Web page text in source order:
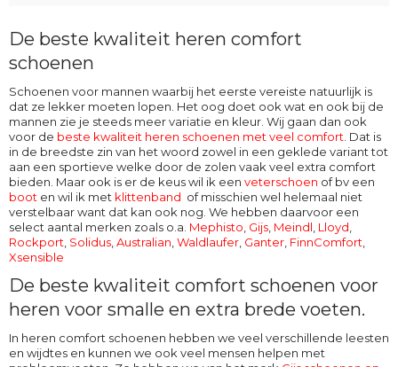
De beste kwaliteit heren comfort
schoenen
Schoenen voor mannen waarbij het eerste vereiste natuurlijk is
dat ze lekker moeten lopen. Het oog doet ook wat en ook bij de
mannen zie je steeds meer variatie en kleur. Wij gaan dan ook
voor de beste kwaliteit heren schoenen met veel comfort . Dat is
in de breedste zin van het woord zowel in een geklede variant tot
aan een sportieve welke door de zolen vaak veel extra comfort
bieden. Maar ook is er de keus wil ik een veterschoen of bv een
boot en wil ik met klittenband of misschien wel helemaal niet
verstelbaar want dat kan ook nog. We hebben daarvoor een
select aantal merken zoals o.a. Mephisto Gijs Meindl Lloyd
Rockport Solidus Australian Waldlaufer Ganter FinnComfort
Xsensible
De beste kwaliteit comfort schoenen voor
heren voor smalle en extra brede voeten.
In heren comfort schoenen hebben we veel verschillende leesten
en wijdtes en kunnen we ook veel mensen helpen met